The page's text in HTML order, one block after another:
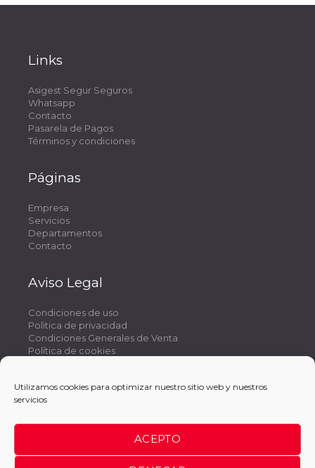
Utilizamos cookies para optimizar nuestro sitio web y nuestros
servicios
ACEPTO
Links
Asigest Segur Seguros
Whatsapp
Contacto
Pasarela de Pagos
Términos y condiciones
Páginas
Empresa
Servicios
Departamentos
Contacto
Aviso Legal
Condiciones de uso
Politica de privacidad
Condiciones Generales de Venta
Política de cookies
Nuestra filosofía de trabajo se basa en ofrecer un
servicio completo de máxima calidad y que se adapte a
servicio donde se ahorren tiempo y dinero en la gestión